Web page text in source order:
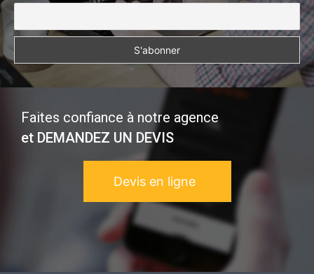
Faites confiance à notre agence
et DEMANDEZ UN DEVIS​
Devis en ligne